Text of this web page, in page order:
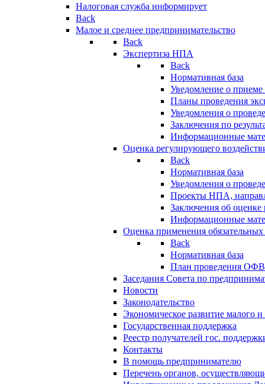
Налоговая служба информирует
Back
Малое и среднее предпринимательство
Back
Экспертиза НПА
Back
Нормативная база
Уведомление о
Планы проведения
Уведомления о
Заключения по
Информационные
Оценка регулирующего
Back
Нормативная база
Уведомления о
Проекты НПА,
Заключения об
Информационные
Оценка применения
Back
Нормативная база
План проведения
Заседания Совета по
Новости
Законодательство
Экономическое развитие малого и
Государственная поддержка
Реестр получателей гос.
Контакты
В помощь предпринимателю
Перечень органов,